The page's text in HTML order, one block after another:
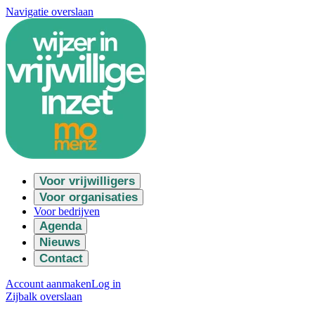
Navigatie overslaan
Voor vrijwilligers
Voor organisaties
Voor bedrijven
Agenda
Nieuws
Contact
Account aanmakenLog in
Zijbalk overslaan